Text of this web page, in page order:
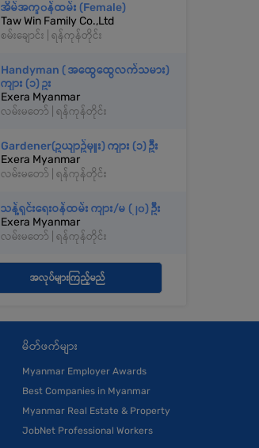
အိမ်အကူ၀န်ထမ်း (Female)
Taw Win Family Co.,Ltd
စမ်းချောင်း | ရန်ကုန်တိုင်း
Handyman ( အထွေထွေလက်သမား)
ကျား (၁) ဥး
Exera Myanmar
လမ်းမတော် | ရန်ကုန်တိုင်း
Gardener(ဥယျာဥ်မှူး) ကျား (၁) ဦး
Exera Myanmar
လမ်းမတော် | ရန်ကုန်တိုင်း
သန့်ရှင်းရေးဝန်ထမ်း ကျား/မ (၂၀) ဦး
Exera Myanmar
လမ်းမတော် | ရန်ကုန်တိုင်း
အလုပ်များကြည့်မည်
မိတ်ဖက်များ
Myanmar Employer Awards
Best Companies in Myanmar
Myanmar Real Estate & Property
JobNet Professional Workers